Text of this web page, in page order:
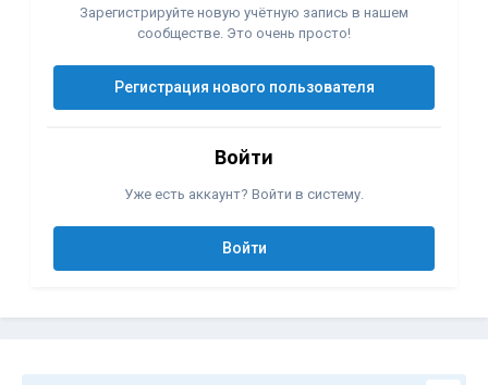
Зарегистрируйте новую учётную запись в нашем
сообществе. Это очень просто!
Регистрация нового пользователя
Войти
Уже есть аккаунт? Войти в систему.
Войти